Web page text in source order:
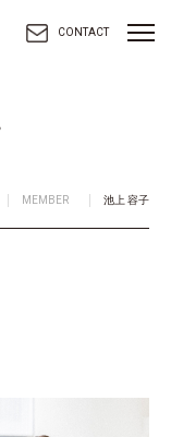
CONTACT
MEMBER 池上 容子